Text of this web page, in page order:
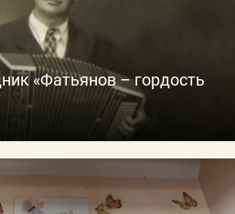
«Фатьянов – гордость